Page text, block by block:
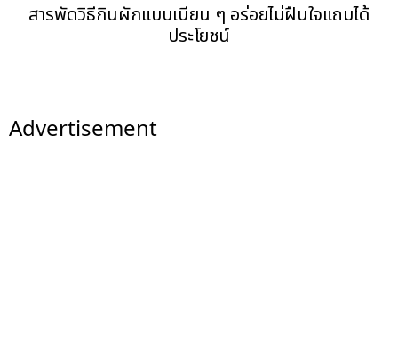
สารพัดวิธีกินผักแบบเนียน ๆ อร่อยไม่ฝืนใจแถมได้
ประโยชน์
Advertisement